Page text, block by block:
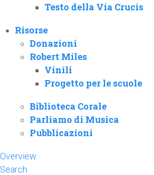
Testo della Via Crucis
Risorse
Donazioni
Robert Miles
Vinili
Progetto per le scuole
Biblioteca Corale
Parliamo di Musica
Pubblicazioni
Overview
Search